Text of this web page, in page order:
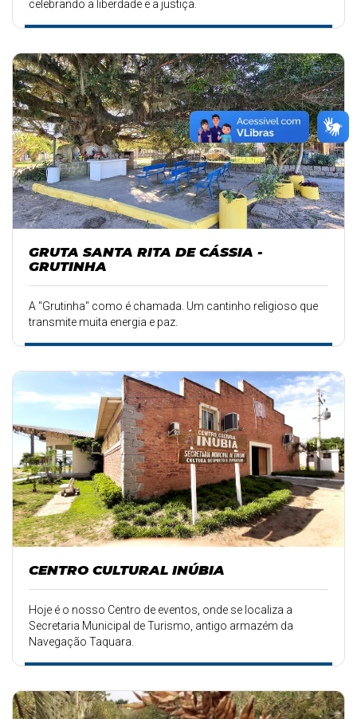
celebrando a liberdade e a justiça.
GRUTA SANTA RITA DE CÁSSIA -
GRUTINHA
A "Grutinha" como é chamada. Um cantinho religioso que
transmite muita energia e paz.
CENTRO CULTURAL INÚBIA
Hoje é o nosso Centro de eventos, onde se localiza a
Secretaria Municipal de Turismo, antigo armazém da
Navegação Taquara.